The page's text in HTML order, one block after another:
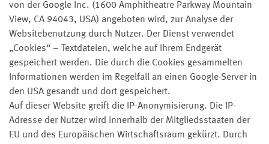
von der Google Inc. (1600 Amphitheatre Parkway Mountain
View, CA 94043, USA) angeboten wird, zur Analyse der
Websitebenutzung durch Nutzer. Der Dienst verwendet
„Cookies“ – Textdateien, welche auf Ihrem Endgerät
gespeichert werden. Die durch die Cookies gesammelten
Informationen werden im Regelfall an einen Google-Server in
den USA gesandt und dort gespeichert.
Auf dieser Website greift die IP-Anonymisierung. Die IP-
Adresse der Nutzer wird innerhalb der Mitgliedsstaaten der
EU und des Europäischen Wirtschaftsraum gekürzt. Durch